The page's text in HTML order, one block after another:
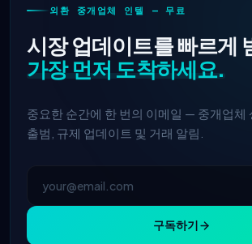
외환 중개업체 인텔 — 무료
시장 업데이트를 빠르게
가장 먼저 도착하세요.
중요한 순간에 한 번의 이메일 — 중개업체
출범, 규제 업데이트 및 거래 알림.
구독하기